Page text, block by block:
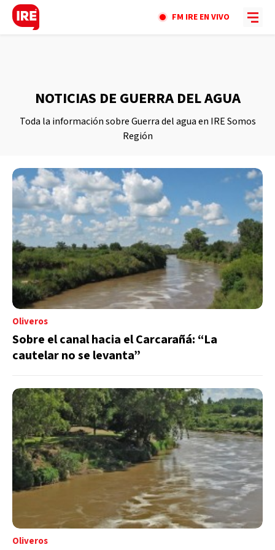
FM IRE EN VIVO
NOTICIAS DE GUERRA DEL AGUA
Toda la información sobre Guerra del agua en IRE Somos
Región
Oliveros
Sobre el canal hacia el Carcarañá: “La
cautelar no se levanta”
Oliveros